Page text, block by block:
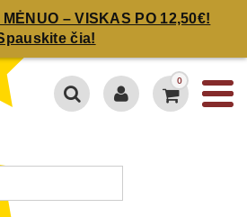
MĖNUO – VISKAS PO 12,50€!
čia!
0